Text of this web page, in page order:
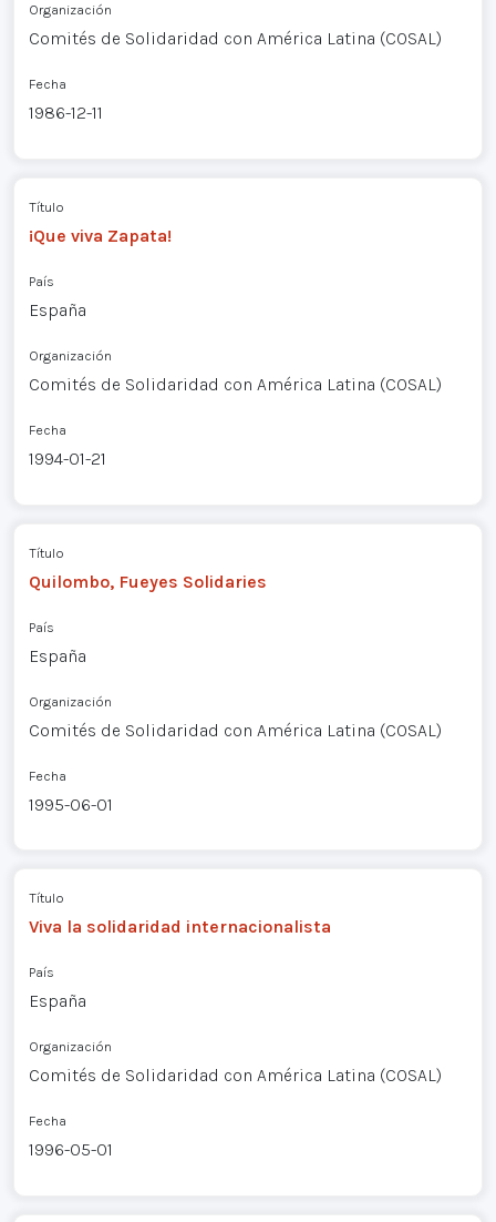
Organización
Comités de Solidaridad con América Latina (COSAL)
Fecha
1986-12-11
Título
¡Que viva Zapata!
País
España
Organización
Comités de Solidaridad con América Latina (COSAL)
Fecha
1994-01-21
Título
Quilombo, Fueyes Solidaries
País
España
Organización
Comités de Solidaridad con América Latina (COSAL)
Fecha
1995-06-01
Título
Viva la solidaridad internacionalista
País
España
Organización
Comités de Solidaridad con América Latina (COSAL)
Fecha
1996-05-01